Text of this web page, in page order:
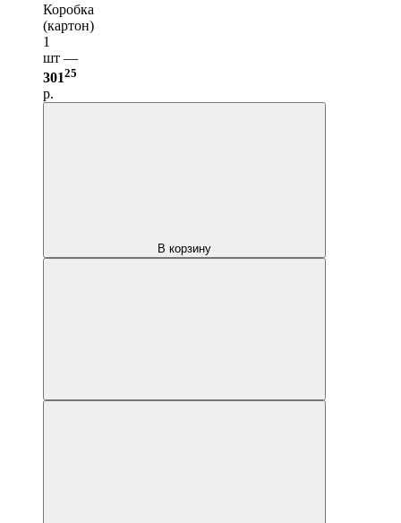
Коробка
(картон)
1
шт —
30125
р.
В корзину